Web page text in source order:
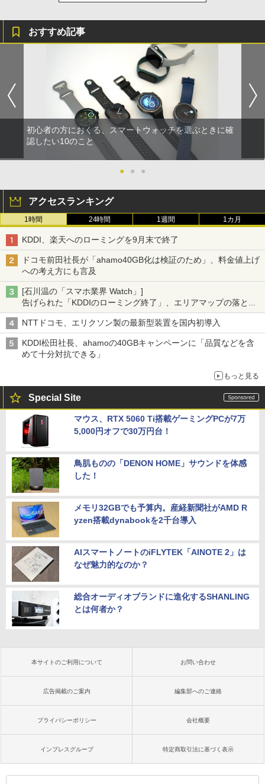
おすすめ記事
初心者の方におくる、スマートウォッチを選ぶときに確
認したい10のこと
● ● ●
アクセスランキング
1時間 24時間 1週間 1カ月
KDDI、楽天へのローミングを9月末で終了
ドコモ前田社長が「ahamo40GB化は検証のため」、料金値上げ
への考え方にも言及
[石川温の「スマホ業界 Watch」]
告げられた「KDDIのローミング終了」、エリアマップの落とし
穴と楽天モバイルの課題
NTTドコモ、エリクソン製の最新型装置を国内初導入
KDDI松田社長、ahamoの40GBキャンペーンに「品質などを含
めて十分対抗できる」
もっと見る
Special Site
マウス、RTX 5060 Ti搭載ゲーミングPCが7万
5,000円オフで30万円台！
鳥肌ものの「DENON HOME」サウンドを体感
した！
メモリ32GBでも予算内。産経新聞社がAMD R
yzen搭載dynabookを2千台導入
AIスマートノートのiFLYTEK「AINOTE 2」は
なぜ魅力的なのか？
総合オーディオブランドに進化するSHANLING
とは何者か？
本サイトのご利用について お問い合わせ
広告掲載のご案内 編集部へのご連絡
プライバシーポリシー 会社概要
インプレスグループ 特定商取引法に基づく表示